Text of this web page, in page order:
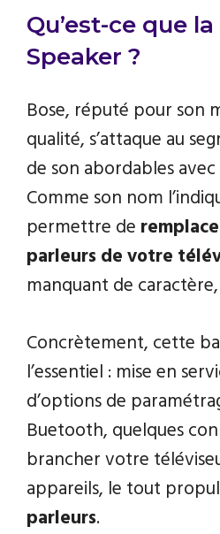
Qu’est-ce que
Speaker ?
Bose, réputé pour son
qualité, s’attaque au
de son abordables
Comme son nom
permettre de
parleurs de votre
manquant de
Concrètement, cette
l’essentiel : mise en
d’options de
Buetooth, quelques
brancher votre
appareils, le tout
parleurs.